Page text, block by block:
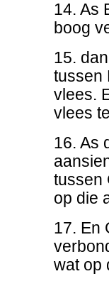
14. As
boog
15.
tussen
vlees.
vlees
16. As
tussen
op die
17. En
wat op